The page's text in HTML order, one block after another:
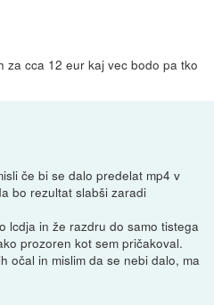
za cca 12 eur kaj vec bodo pa tko
če bi se dalo predelat mp4 v
bo rezultat slabši zaradi
lcdja in že razdru do samo tistega
prozoren kot sem pričakoval.
očal in mislim da se nebi dalo, ma